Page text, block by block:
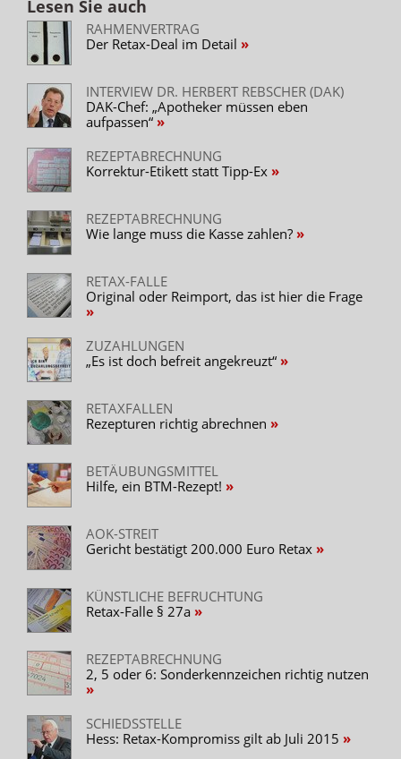
Lesen Sie auch
RAHMENVERTRAG
Der Retax-Deal im Detail
INTERVIEW DR. HERBERT REBSCHER (DAK)
DAK-Chef: „Apotheker müssen eben
aufpassen“
REZEPTABRECHNUNG
Korrektur-Etikett statt Tipp-Ex
REZEPTABRECHNUNG
Wie lange muss die Kasse zahlen?
RETAX-FALLE
Original oder Reimport, das ist hier die Frage
ZUZAHLUNGEN
„Es ist doch befreit angekreuzt“
RETAXFALLEN
Rezepturen richtig abrechnen
BETÄUBUNGSMITTEL
Hilfe, ein BTM-Rezept!
AOK-STREIT
Gericht bestätigt 200.000 Euro Retax
KÜNSTLICHE BEFRUCHTUNG
Retax-Falle § 27a
REZEPTABRECHNUNG
2, 5 oder 6: Sonderkennzeichen richtig nutzen
SCHIEDSSTELLE
Hess: Retax-Kompromiss gilt ab Juli 2015